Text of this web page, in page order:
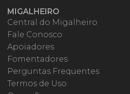
MIGALHEIRO
Central do Migalheiro
Fale Conosco
Apoiadores
Fomentadores
Perguntas Frequentes
Termos de Uso